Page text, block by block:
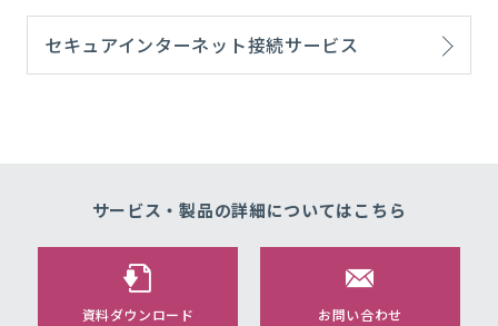
セキュアインターネット接続サービス
サービス・製品の詳細についてはこちら
資料ダウンロード お問い合わせ